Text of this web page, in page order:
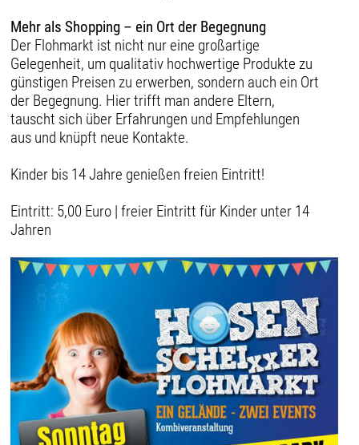
Mehr als Shopping – ein Ort der Begegnung
Der Flohmarkt ist nicht nur eine großartige
Gelegenheit, um qualitativ hochwertige Produkte zu
günstigen Preisen zu erwerben, sondern auch ein Ort
der Begegnung. Hier trifft man andere Eltern,
tauscht sich über Erfahrungen und Empfehlungen
aus und knüpft neue Kontakte.
Kinder bis 14 Jahre genießen freien Eintritt!
Eintritt: 5,00 Euro | freier Eintritt für Kinder unter 14
Jahren